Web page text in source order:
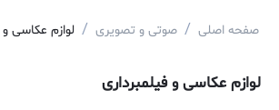
صفحه اصلی / صوتی و تصویری / لوازم عکاسی و
لوازم عکاسی و فیلمبرداری